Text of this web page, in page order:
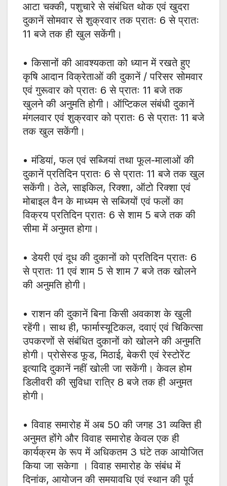
आटा चक्की, पशुचारे से संबंधित थोक एवं खुदरा
दुकानें सोमवार से शुक्रवार तक प्रातः 6 से प्रातः
11 बजे तक ही खुल सकेंगी।
• किसानों की आवश्यकता को ध्यान में रखते हुए
कृषि आदान विक्रेताओं की दुकानें / परिसर सोमवार
एवं गुरूवार को प्रातः 6 से प्रातः 11 बजे तक
खुलने की अनुमति होगी। ऑप्टिकल संबंधी दुकानें
मंगलवार एवं शुक्रवार को प्रातः 6 से प्रातः 11 बजे
तक खुल सकेंगी।
• मंडियां, फल एवं सब्जियां तथा फूल-मालाओं की
दुकानें प्रतिदिन प्रातः 6 से प्रातः 11 बजे तक खुल
सकेंगी। ठेले, साइकिल, रिक्शा, ऑटो रिक्शा एवं
मोबाइल वैन के माध्यम से सब्जियों एवं फलों का
विक्रय प्रतिदिन प्रातः 6 से शाम 5 बजे तक की
सीमा में अनुमत होगा।
• डेयरी एवं दूध की दुकानों को प्रतिदिन प्रातः 6
से प्रातः 11 एवं शाम 5 से शाम 7 बजे तक खोलने
की अनुमति होगी।
• राशन की दुकानें बिना किसी अवकाश के खुली
रहेंगी। साथ ही, फार्मास्यूटिकल, दवाएं एवं चिकित्सा
उपकरणों से संबंधित दुकानों को खोलने की अनुमति
होगी। प्रोसेस्ड फूड, मिठाई, बेकरी एवं रेस्टोरेंट
इत्यादि दुकानें नहीं खोली जा सकेंगी। केवल होम
डिलीवरी की सुविधा रात्रि 8 बजे तक ही अनुमत
होगी।
• विवाह समारोह में अब 50 की जगह 31 व्यक्ति ही
अनुमत होंगे और विवाह समारोह केवल एक ही
कार्यक्रम के रूप में अधिकतम 3 घंटे तक आयोजित
किया जा सकेगा । विवाह समारोह के संबंध में
दिनांक, आयोजन की समयावधि एवं स्थान की पूर्व